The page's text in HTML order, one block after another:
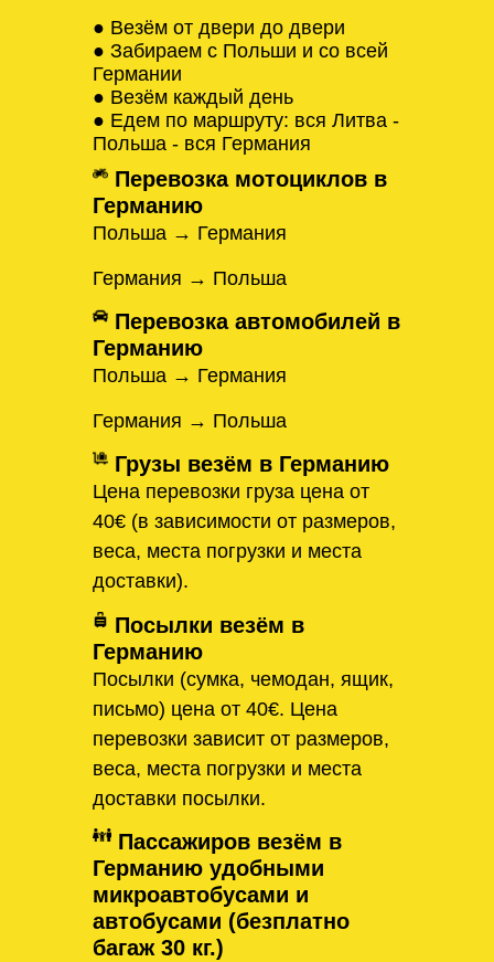
● Везём от двери до двери
● Забираем с Польши и со всей
Германии
● Везём каждый день
● Едем по маршруту: вся Литва -
Польша - вся Германия
Перевозка мотоциклов в
Германию
Польша → Германия
Германия → Польша
Перевозка автомобилей в
Германию
Польша → Германия
Германия → Польша
Грузы везём в Германию
Цена перевозки груза цена от
40€ (в зависимости от размеров,
веса, места погрузки и места
доставки).
Посылки везём в
Германию
Посылки (сумка, чемодан, ящик,
письмо) цена от 40€. Цена
перевозки зависит от размеров,
веса, места погрузки и места
доставки посылки.
Пассажиров везём в
Германию удобными
микроавтобусами и
автобусами (безплатно
багаж 30 кг.)